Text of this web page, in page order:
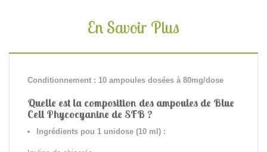
En Savoir Plus
Conditionnement : 10 ampoules dosées à 80mg/dose
Quelle est la composition des ampoules de Blue
Cell Phycocyanine de SFB ?
Ingrédients pou 1 unidose (10 ml) :